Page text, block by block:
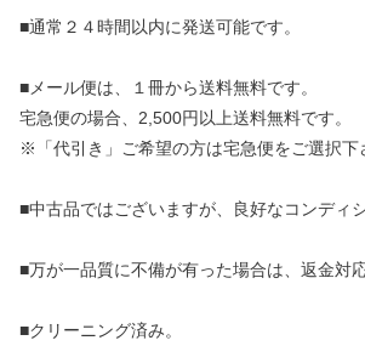
■通常２４時間以内に発送可能です。
■メール便は、１冊から送料無料です。
宅急便の場合、2,500円以上送料無料です。
※「代引き」ご希望の方は宅急便をご選択下
■中古品ではございますが、良好なコンディ
■万が一品質に不備が有った場合は、返金対応
■クリーニング済み。